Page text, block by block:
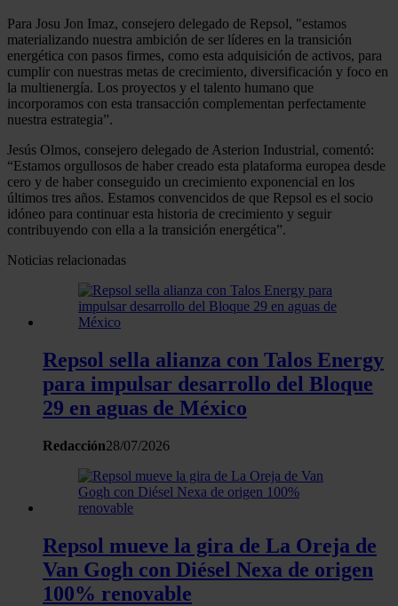
Para Josu Jon Imaz, consejero delegado de Repsol, "estamos
materializando nuestra ambición de ser líderes en la transición
energética con pasos firmes, como esta adquisición de activos, para
cumplir con nuestras metas de crecimiento, diversificación y foco en
la multienergía. Los proyectos y el talento humano que
incorporamos con esta transacción complementan perfectamente
nuestra estrategia”.
Jesús Olmos, consejero delegado de Asterion Industrial, comentó:
“Estamos orgullosos de haber creado esta plataforma europea desde
cero y de haber conseguido un crecimiento exponencial en los
últimos tres años. Estamos convencidos de que Repsol es el socio
idóneo para continuar esta historia de crecimiento y seguir
contribuyendo con ella a la transición energética”.
Noticias relacionadas
Repsol sella alianza con Talos Energy
para impulsar desarrollo del Bloque
29 en aguas de México
Redacción28/07/2026
Repsol mueve la gira de La Oreja de
Van Gogh con Diésel Nexa de origen
100% renovable